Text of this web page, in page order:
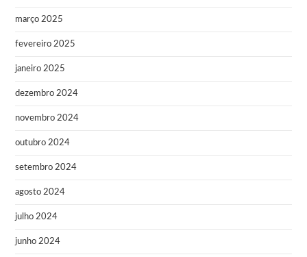
março 2025
fevereiro 2025
janeiro 2025
dezembro 2024
novembro 2024
outubro 2024
setembro 2024
agosto 2024
julho 2024
junho 2024